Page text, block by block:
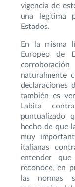
vigencia de
una legítima
Estados.
En la misma
Europeo de
naturalmente
declaraciones
también es
Labita
puntualizado
hecho de que
muy
italianas
entender
reconoce, en
las normas